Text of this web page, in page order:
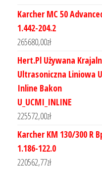
Karcher MC 50
1.442-204.2
265680,00zł
Hert.Pl Używana
Ultrasoniczna Liniowa
Inline Bakon
U_UCMI_INLINE
225572,00zł
Karcher KM 130/300 R
1.186-122.0
220562,77zł